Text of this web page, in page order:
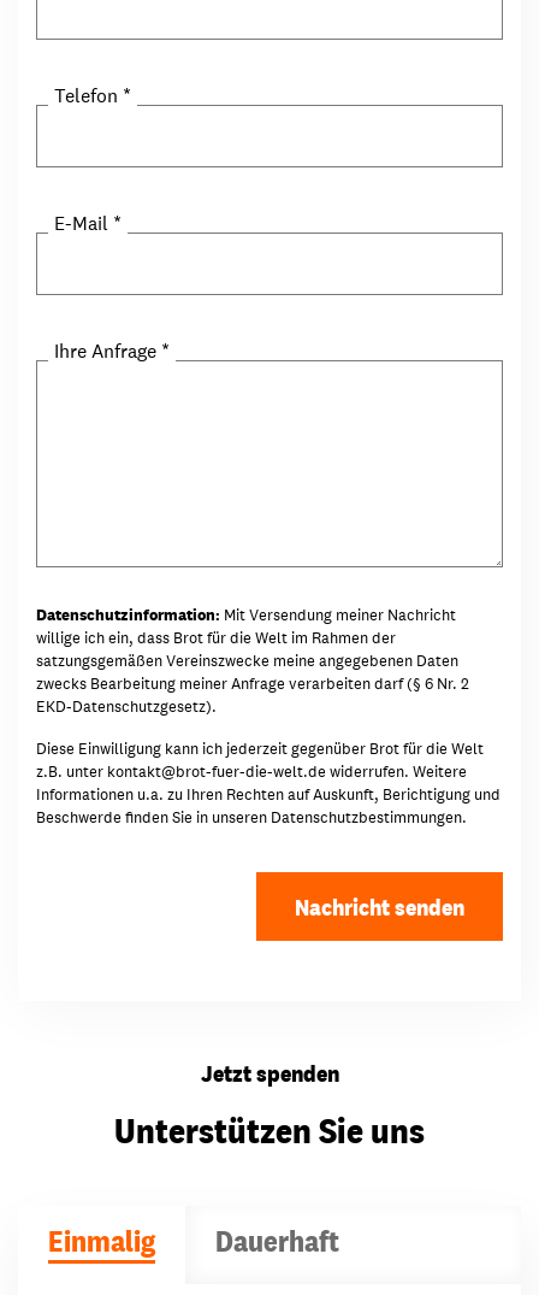
Telefon *
E-Mail *
Ihre Anfrage *
Datenschutzinformation: Mit Versendung meiner Nachricht
willige ich ein, dass Brot für die Welt im Rahmen der
satzungsgemäßen Vereinszwecke meine angegebenen Daten
zwecks Bearbeitung meiner Anfrage verarbeiten darf (§ 6 Nr. 2
EKD-Datenschutzgesetz).
Diese Einwilligung kann ich jederzeit gegenüber Brot für die Welt
z.B. unter kontakt@brot-fuer-die-welt.de widerrufen. Weitere
Informationen u.a. zu Ihren Rechten auf Auskunft, Berichtigung und
Beschwerde finden Sie in unseren Datenschutzbestimmungen.
Jetzt spenden
Unterstützen Sie uns
Einmalig Dauerhaft